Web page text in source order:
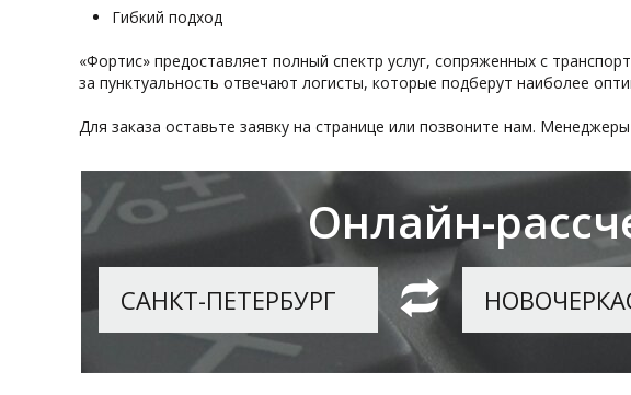
Гибкий подход
«Фортис» предоставляет полный спектр услуг, сопряженных с
за пунктуальность отвечают логисты, которые подберут наиболее
Для заказа оставьте заявку на странице или позвоните нам.
Онлайн-